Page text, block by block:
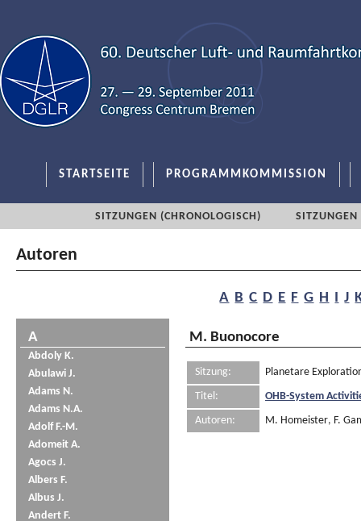
STARTSEITE PROGRAMMKOMMISSION
SITZUNGEN (CHRONOLOGISCH) SITZUNGEN
Autoren
A B C D E F G H I J
A
Abdoly K.
Abulawi J.
Adams N.
Adams N.A.
Adolf F.-M.
Adomeit A.
Agocs J.
Albers F.
Albus J.
Andert F.
M. Buonocore
Sitzung:
Planetare
Titel:
OHB-System
Autoren:
M. Homeister, F.